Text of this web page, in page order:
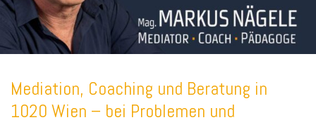
Mediation, Coaching und Beratung in
1020 Wien – bei Problemen und